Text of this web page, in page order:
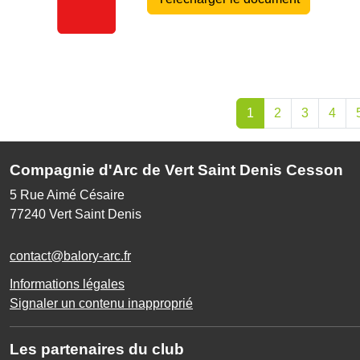
1 2 3 4
Compagnie d'Arc de Vert Saint Denis Cesson
5 Rue Aimé Césaire
77240 Vert Saint Denis
contact@balory-arc.fr
Informations légales
Signaler un contenu inapproprié
Les partenaires du club